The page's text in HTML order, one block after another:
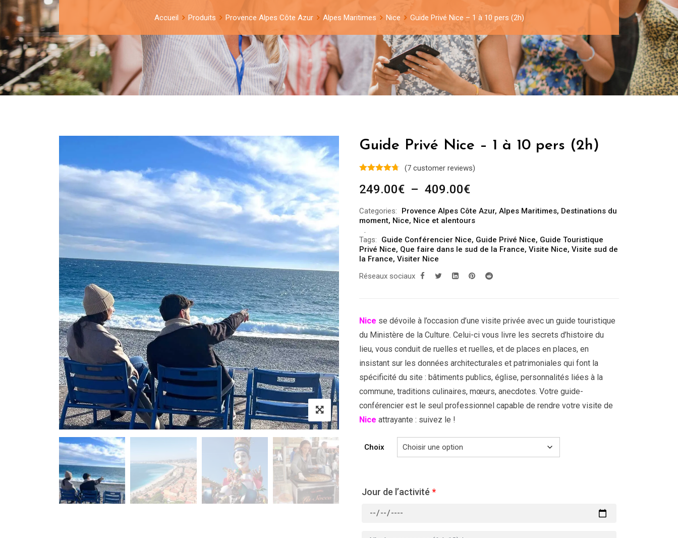
Accueil Produits Provence Alpes Côte Azur Alpes Maritimes Nice Guide Privé Nice – 1 à 10 pers (2h)
Guide Privé Nice – 1 à 10 pers (2h)
(7 customer reviews)
249.00€ – 409.00€Plage
prix :
à
Categories: Provence Alpes Côte Azur, Alpes Maritimes, Destinations du
moment, Nice, Nice et alentours
Tags: Guide Conférencier Nice, Guide Privé Nice, Guide Touristique
Privé Nice, Que faire dans le sud de la France, Visite Nice, Visite sud de
la France, Visiter Nice
Réseaux sociaux
Nice se dévoile à l’occasion d’une visite privée avec un guide touristique
du Ministère de la Culture. Celui-ci vous livre les secrets d’histoire du
lieu, vous conduit de ruelles et ruelles, et de places en places, en
insistant sur les données architecturales et patrimoniales qui font la
spécificité du site : bâtiments publics, église, personnalités liées à la
commune, traditions culinaires, mœurs, anecdotes. Votre guide-
conférencier est le seul professionnel capable de rendre votre visite de
Nice attrayante : suivez le !
Choix
Jour de l’activité *